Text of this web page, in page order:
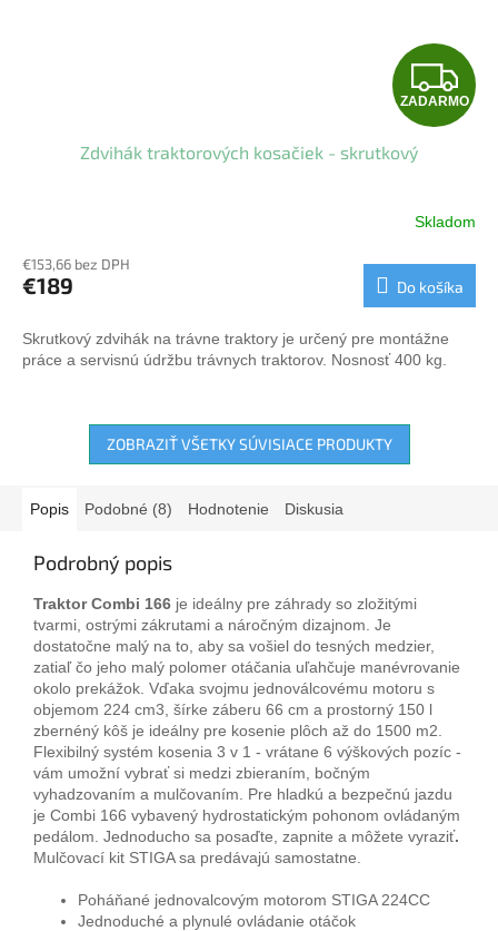
Z
A
A
R
M
ZADARMO
Zdvihák traktorových kosačiek - skrutkový
Skladom
€153,66 bez DPH
€189 Do košíka
Skrutkový zdvihák na trávne traktory je určený pre montážne
práce a servisnú údržbu trávnych traktorov. Nosnosť 400 kg.
ZOBRAZIŤ VŠETKY SÚVISIACE PRODUKTY
Popis Podobné (8) Hodnotenie Diskusia
Podrobný popis
Traktor Combi 166 je ideálny pre záhrady so zložitými
tvarmi, ostrými zákrutami a náročným dizajnom. Je
dostatočne malý na to, aby sa vošiel do tesných medzier,
zatiaľ čo jeho malý polomer otáčania uľahčuje manévrovanie
okolo prekážok. Vďaka svojmu jednoválcovému motoru s
objemom 224 cm3, šírke záberu 66 cm a prostorný 150 l
zbernéný kôš je ideálny pre kosenie plôch až do 1500 m2.
Flexibilný systém kosenia 3 v 1 - vrátane 6 výškových pozíc -
vám umožní vybrať si medzi zbieraním, bočným
vyhadzovaním a mulčovaním. Pre hladkú a bezpečnú jazdu
je Combi 166 vybavený hydrostatickým pohonom ovládaným
pedálom. Jednoducho sa posaďte, zapnite a môžete vyraziť.
Mulčovací kit STIGA sa predávajú samostatne.
Poháňané jednovalcovým motorom STIGA 224CC
Jednoduché a plynulé ovládanie otáčok